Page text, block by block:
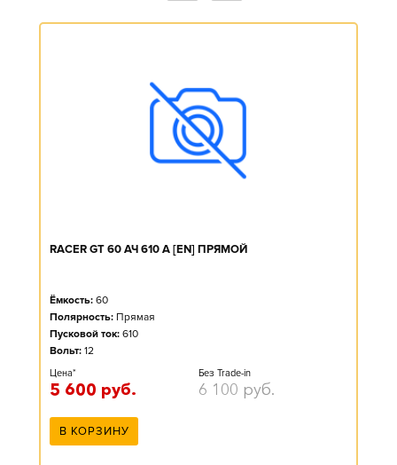
RACER GT 60 АЧ 610 А [EN] ПРЯМОЙ
Ёмкость: 60
Полярность: Прямая
Пусковой ток: 610
Вольт: 12
Цена*
5 600 руб.
Без Trade-in
6 100 руб.
В КОРЗИНУ